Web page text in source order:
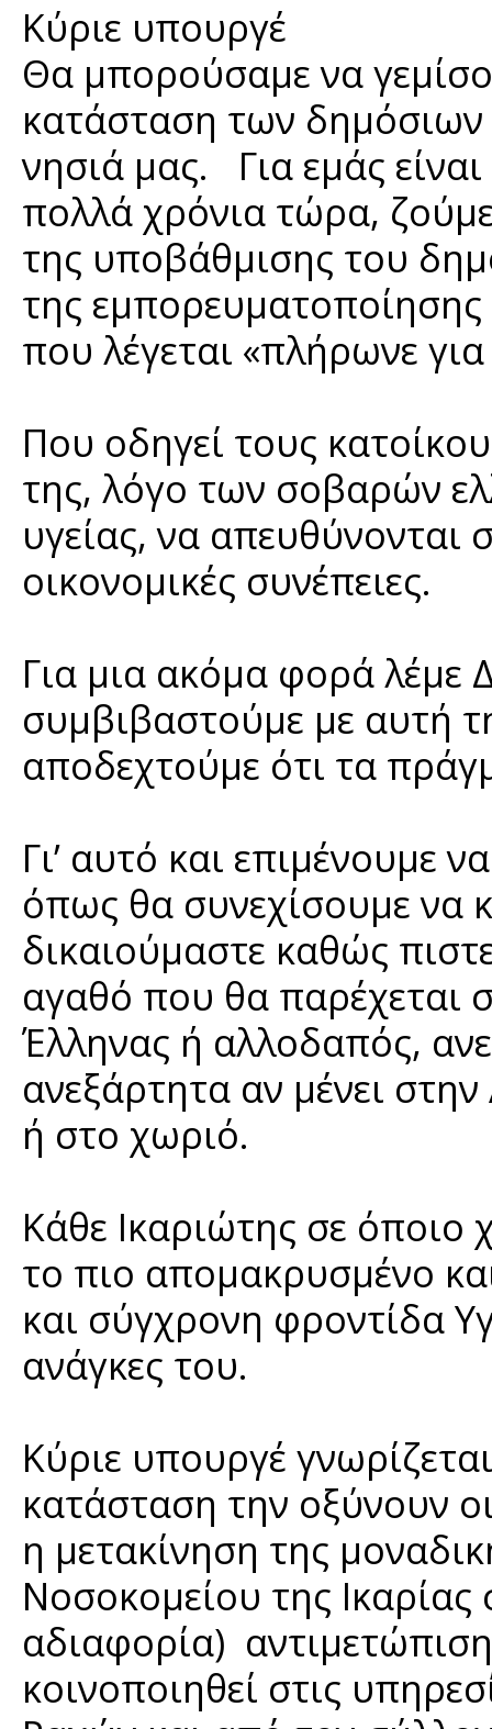
Κύριε υπουργέ
Θα μπορούσαμε να
κατάσταση των
νησιά μας. Για εμάς
πολλά χρόνια τώρα,
της υποβάθμισης του
της εμπορευματοποίησης
που λέγεται «πλήρωνε για
Που οδηγεί τους
της, λόγο των σοβαρών
υγείας, να απευθύνονται
οικονομικές συνέπειες.
Για μια ακόμα φορά
συμβιβαστούμε με αυτή
αποδεχτούμε ότι τα
Γι’ αυτό και επιμένουμε
όπως θα συνεχίσουμε να
δικαιούμαστε καθώς
αγαθό που θα παρέχεται
Έλληνας ή αλλοδαπός,
ανεξάρτητα αν μένει
ή στο χωριό.
Κάθε Ικαριώτης σε όποιο
το πιο απομακρυσμένο
και σύγχρονη φροντίδα
ανάγκες του.
Κύριε υπουργέ
κατάσταση την οξύνουν
η μετακίνηση της
Νοσοκομείου της
αδιαφορία)
κοινοποιηθεί στις